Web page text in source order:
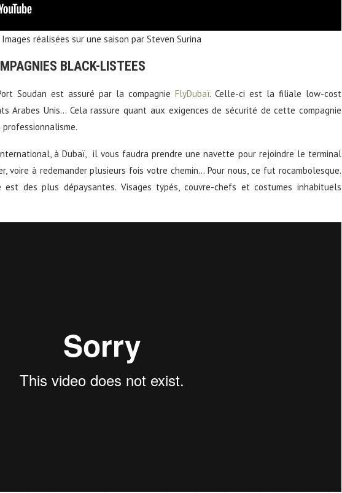
Images réalisées sur une saison par Steven Surina
BLACK-LISTEES
Soudan est assuré par la compagnie FlyDubaï. Celle-ci est la filiale low-cost
Arabes Unis… Cela rassure quant aux exigences de sécurité de cette compagnie
professionnalisme.
à Dubaï, il vous faudra prendre une navette pour rejoindre le terminal
voire à redemander plusieurs fois votre chemin… Pour nous, ce fut rocambolesque.
est des plus dépaysantes. Visages typés, couvre-chefs et costumes inhabituels